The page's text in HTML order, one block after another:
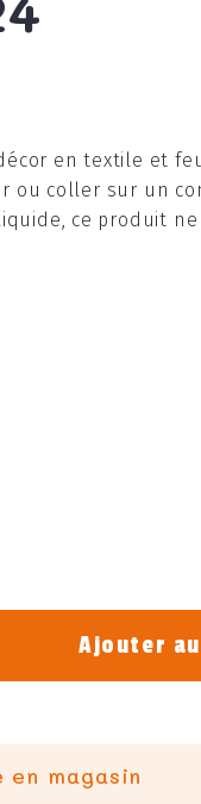
en textile et
ou coller sur un
ce produit
Ajouter
magasin